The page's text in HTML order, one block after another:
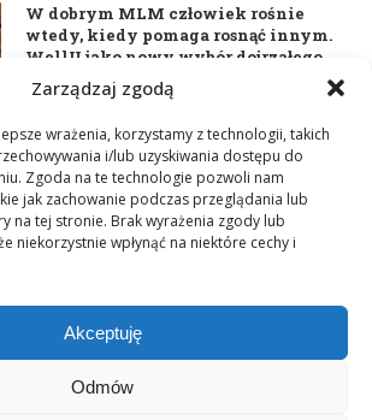
Zarządzaj zgodą
wrażenia, korzystamy z technologii, takich
i/lub uzyskiwania dostępu do
Zgoda na te technologie pozwoli nam
jak zachowanie podczas przeglądania lub
na tej stronie. Brak wyrażenia zgody lub
niekorzystnie wpłynąć na niektóre cechy i
Akceptuję
Odmów
W dobrym MLM człowiek rośnie
wtedy, kiedy pomaga rosnąć innym.
WellU jako nowy wybór dojrzałego
lidera
Daria Dudzik. Kocham Cię
17 kwietnia 2026